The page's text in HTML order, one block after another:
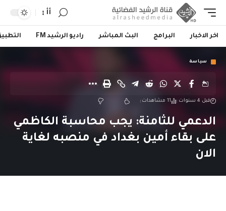
أأ
اخر الاخبار البرامج البث المباشر راديو الرشيد FM
سياسة
قبل 4 سنوات 11 مشاهدات
الدعمي للثامنة: يجب محاسبة الكاظمي
على بقاء أمين بغداد في منصبه لغاية
الان